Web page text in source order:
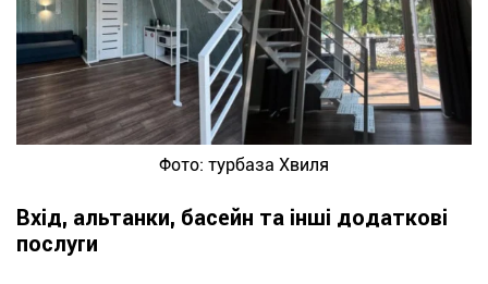
Фото: турбаза Хвиля
Вхід, альтанки, басейн та інші додаткові
послуги